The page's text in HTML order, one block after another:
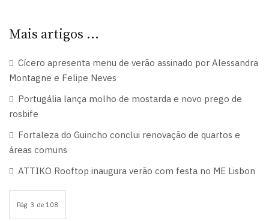
Mais artigos …
Cícero apresenta menu de verão assinado por Alessandra
Montagne e Felipe Neves
Portugália lança molho de mostarda e novo prego de
rosbife
Fortaleza do Guincho conclui renovação de quartos e
áreas comuns
ATTIKO Rooftop inaugura verão com festa no ME Lisbon
Pág. 3 de 108